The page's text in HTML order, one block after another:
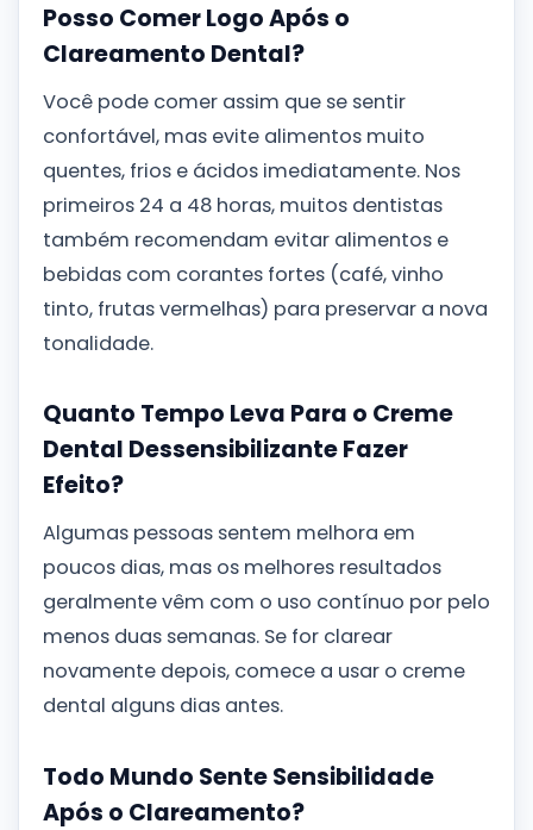
Posso Comer Logo Após o
Clareamento Dental?
Você pode comer assim que se sentir
confortável, mas evite alimentos muito
quentes, frios e ácidos imediatamente. Nos
primeiros 24 a 48 horas, muitos dentistas
também recomendam evitar alimentos e
bebidas com corantes fortes (café, vinho
tinto, frutas vermelhas) para preservar a nova
tonalidade.
Quanto Tempo Leva Para o Creme
Dental Dessensibilizante Fazer
Efeito?
Algumas pessoas sentem melhora em
poucos dias, mas os melhores resultados
geralmente vêm com o uso contínuo por pelo
menos duas semanas. Se for clarear
novamente depois, comece a usar o creme
dental alguns dias antes.
Todo Mundo Sente Sensibilidade
Após o Clareamento?